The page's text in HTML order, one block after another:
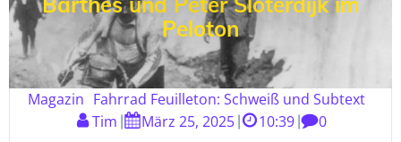
Peloton
Magazin Fahrrad Feuilleton: Schweiß und Subtext
Tim
März 25, 2025 10:39 0